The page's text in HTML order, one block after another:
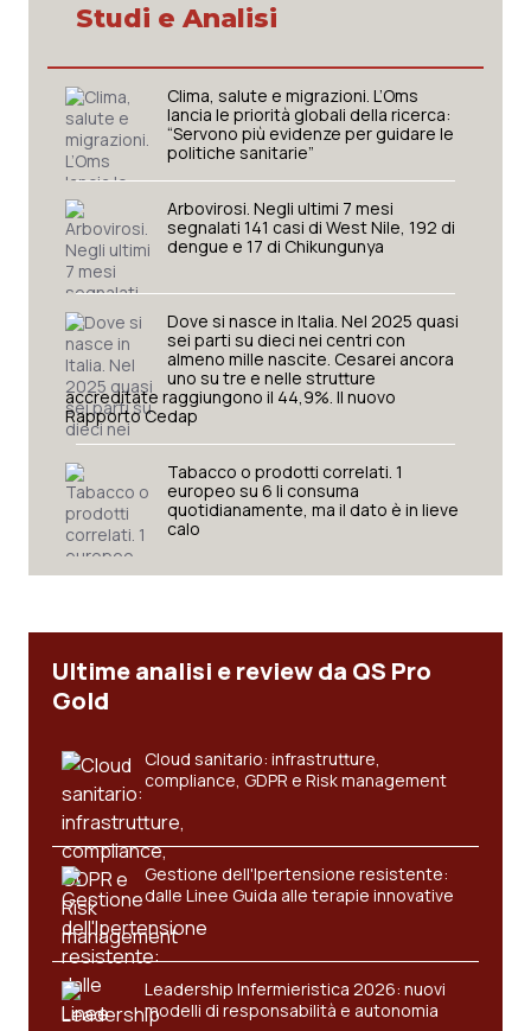
Salute orale & impianti
Sangue & coagulazione
Tiroide
Tumore al seno
Tumore ovarico
Tumori del Polmone & Testa Collo
Tumori gastrointestinali
Ulcera & Reflusso
Vaccini
Studi e Analisi
Clima, salute e migrazioni. L’Oms
lancia le priorità globali della ricerca:
“Servono più evidenze per guidare le
politiche sanitarie”
Arbovirosi. Negli ultimi 7 mesi
segnalati 141 casi di West Nile, 192 di
dengue e 17 di Chikungunya
Dove si nasce in Italia. Nel 2025 quasi
sei parti su dieci nei centri con
almeno mille nascite. Cesarei ancora
uno su tre e nelle strutture
accreditate raggiungono il 44,9%. Il nuovo
Rapporto Cedap
Tabacco o prodotti correlati. 1
europeo su 6 li consuma
quotidianamente, ma il dato è in lieve
calo
Ultime analisi e review da QS Pro
Gold
Cloud sanitario: infrastrutture,
compliance, GDPR e Risk management
Gestione dell'Ipertensione resistente:
dalle Linee Guida alle terapie innovative
Leadership Infermieristica 2026: nuovi
modelli di responsabilità e autonomia